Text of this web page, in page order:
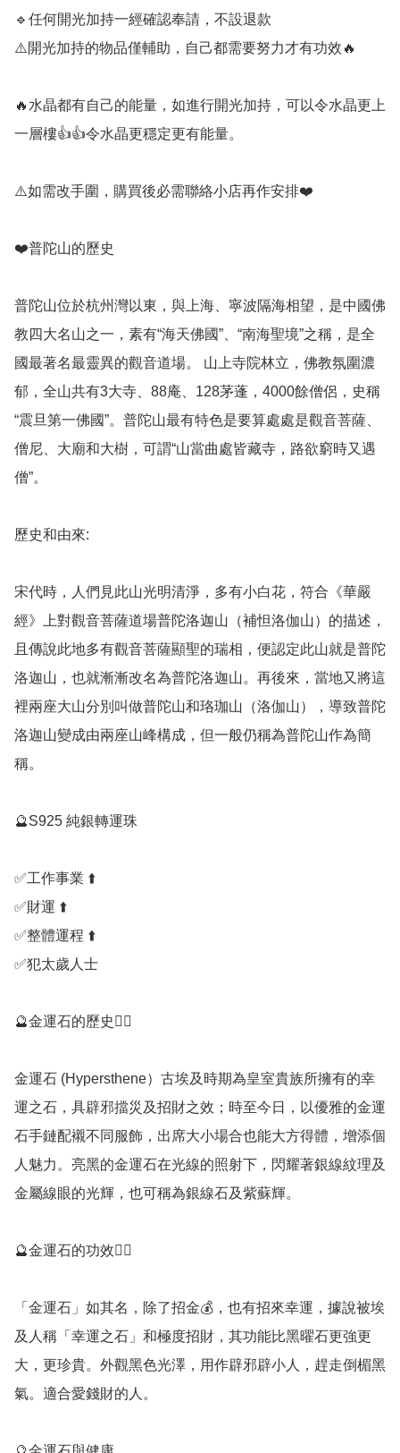
🔹️任何開光加持一經確認奉請，不設退款
⚠️開光加持的物品僅輔助，自己都需要努力才有功效🔥
🔥水晶都有自己的能量，如進行開光加持，可以令水晶更上
一層樓👍👍令水晶更穩定更有能量。
⚠️如需改手圍，購買後必需聯絡小店再作安排❤️
❤️普陀山的歷史
普陀山位於杭州灣以東，與上海、寧波隔海相望，是中國佛
教四大名山之一，素有“海天佛國”、“南海聖境”之稱，是全
國最著名最靈異的觀音道場。 山上寺院林立，佛教氛圍濃
郁，全山共有3大寺、88庵、128茅蓬，4000餘僧侶，史稱
“震旦第一佛國”。普陀山最有特色是要算處處是觀音菩薩、
僧尼、大廟和大樹，可謂“山當曲處皆藏寺，路欲窮時又遇
僧”。
歷史和由來:
宋代時，人們見此山光明清淨，多有小白花，符合《華嚴
經》上對觀音菩薩道場普陀洛迦山（補怛洛伽山）的描述，
且傳說此地多有觀音菩薩顯聖的瑞相，便認定此山就是普陀
洛迦山，也就漸漸改名為普陀洛迦山。再後來，當地又將這
裡兩座大山分別叫做普陀山和珞珈山（洛伽山），導致普陀
洛迦山變成由兩座山峰構成，但一般仍稱為普陀山作為簡
稱。
🔮S925 純銀轉運珠
✅️工作事業 ⬆️
✅️財運 ⬆️
✅️整體運程 ⬆️
✅️犯太歲人士
🔮金運石的歷史💁‍♀️
金運石 (Hypersthene）古埃及時期為皇室貴族所擁有的幸
運之石，具辟邪擋災及招財之效；時至今日，以優雅的金運
石手鏈配襯不同服飾，出席大小場合也能大方得體，增添個
人魅力。亮黑的金運石在光線的照射下，閃耀著銀線紋理及
金屬線眼的光輝，也可稱為銀線石及紫蘇輝。
🔮金運石的功效💁‍♀️
「金運石」如其名，除了招金💰，也有招來幸運，據說被埃
及人稱「幸運之石」和極度招財，其功能比黑曜石更強更
大，更珍貴。外觀黑色光澤，用作辟邪辟小人，趕走倒楣黑
氣。適合愛錢財的人。